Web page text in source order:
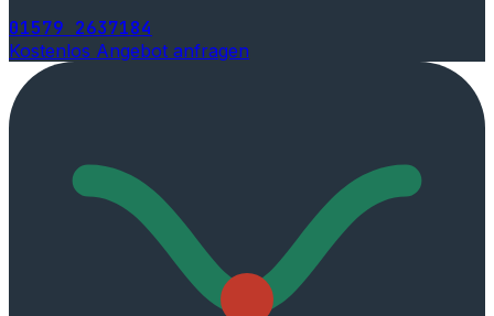
01579 2637184
Kostenlos Angebot anfragen